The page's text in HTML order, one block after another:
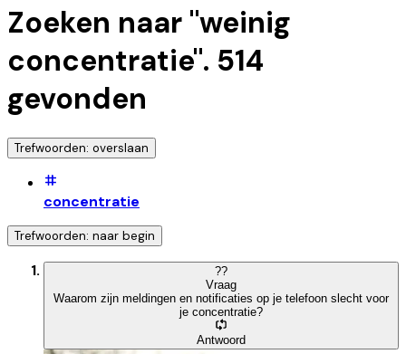
Zoeken naar "weinig
concentratie". 514
gevonden
Trefwoorden: overslaan
concentratie
Trefwoorden: naar begin
??
Vraag
Waarom zijn meldingen en notificaties op je telefoon slecht voor
je concentratie?
Antwoord